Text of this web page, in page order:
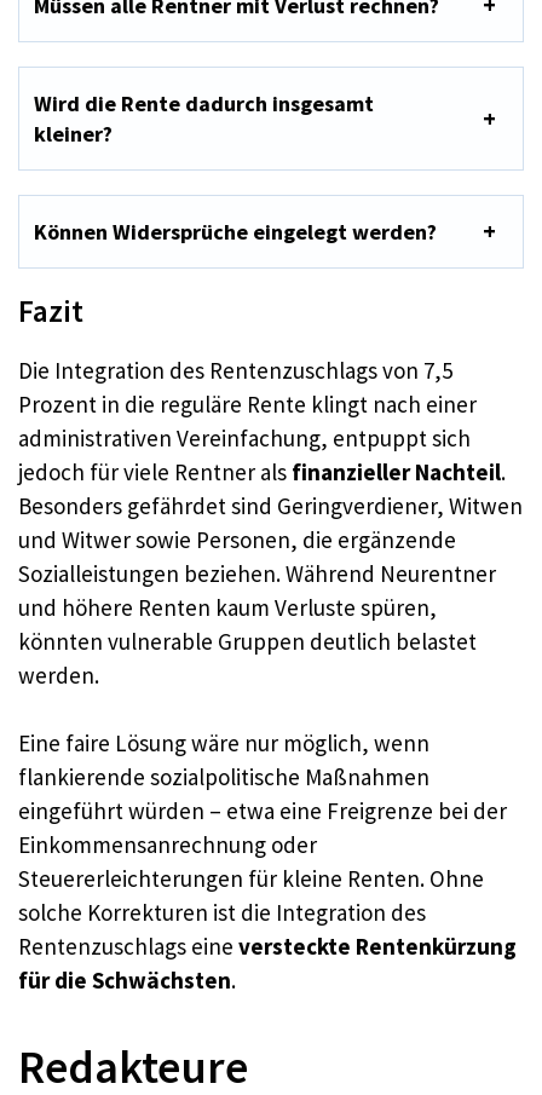
Wird die Rente dadurch insgesamt
kleiner?
Können Widersprüche eingelegt werden?
Fazit
Die Integration des Rentenzuschlags von 7,5
Prozent in die reguläre Rente klingt nach einer
administrativen Vereinfachung, entpuppt sich
jedoch für viele Rentner als finanzieller Nachteil.
Besonders gefährdet sind Geringverdiener, Witwen
und Witwer sowie Personen, die ergänzende
Sozialleistungen beziehen. Während Neurentner
und höhere Renten kaum Verluste spüren,
könnten vulnerable Gruppen deutlich belastet
werden.
Eine faire Lösung wäre nur möglich, wenn
flankierende sozialpolitische Maßnahmen
eingeführt würden – etwa eine Freigrenze bei der
Einkommensanrechnung oder
Steuererleichterungen für kleine Renten. Ohne
solche Korrekturen ist die Integration des
Rentenzuschlags eine versteckte Rentenkürzung
für die Schwächsten.
Redakteure